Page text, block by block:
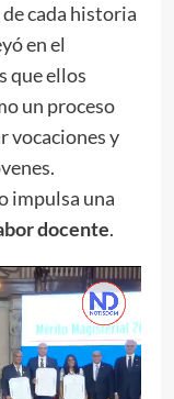
cada historia
en el
que ellos
un proceso
vocaciones y
impulsa una
docente.